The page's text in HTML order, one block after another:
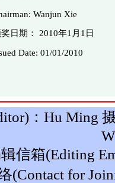
Wanjun Xie
日期： 2010年1月1日
Date: 01/01/2010
：Hu Ming
信箱(Editing
(Contact for